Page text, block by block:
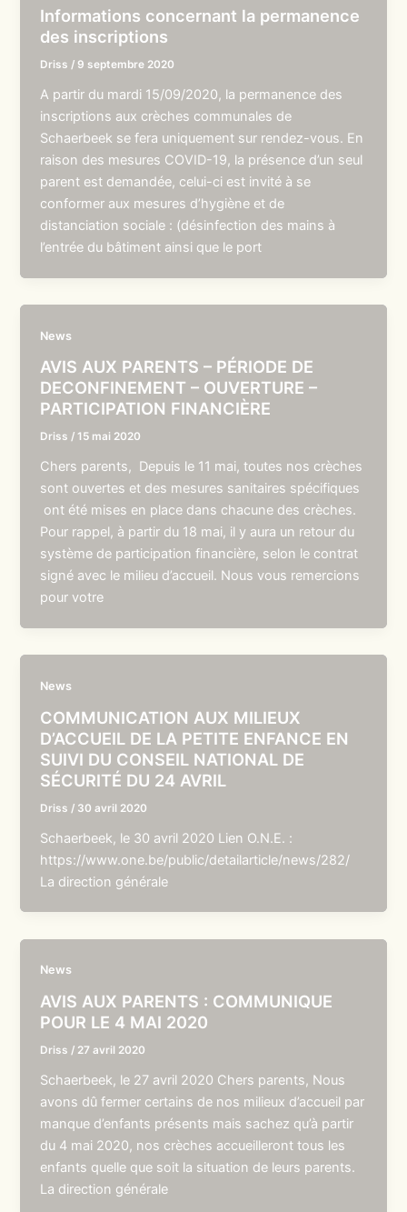
Informations concernant la permanence
des inscriptions
Driss / 9 septembre 2020
A partir du mardi 15/09/2020, la permanence des
inscriptions aux crèches communales de
Schaerbeek se fera uniquement sur rendez-vous. En
raison des mesures COVID-19, la présence d’un seul
parent est demandée, celui-ci est invité à se
conformer aux mesures d’hygiène et de
distanciation sociale : (désinfection des mains à
l’entrée du bâtiment ainsi que le port
News
AVIS AUX PARENTS – PÉRIODE DE
DECONFINEMENT – OUVERTURE –
PARTICIPATION FINANCIÈRE
Driss /15 mai 2020
Chers parents, Depuis le 11 mai, toutes nos crèches
sont ouvertes et des mesures sanitaires spécifiques
ont été mises en place dans chacune des crèches.
Pour rappel, à partir du 18 mai, il y aura un retour du
système de participation financière, selon le contrat
signé avec le milieu d’accueil. Nous vous remercions
pour votre
News
COMMUNICATION AUX MILIEUX
D’ACCUEIL DE LA PETITE ENFANCE EN
SUIVI DU CONSEIL NATIONAL DE
SÉCURITÉ DU 24 AVRIL
Driss / 30 avril 2020
Schaerbeek, le 30 avril 2020 Lien O.N.E. :
https://www.one.be/public/detailarticle/news/282/
La direction générale
News
AVIS AUX PARENTS : COMMUNIQUE
POUR LE 4 MAI 2020
Driss / 27 avril 2020
Schaerbeek, le 27 avril 2020 Chers parents, Nous
avons dû fermer certains de nos milieux d’accueil par
manque d’enfants présents mais sachez qu’à partir
du 4 mai 2020, nos crèches accueilleront tous les
enfants quelle que soit la situation de leurs parents.
La direction générale